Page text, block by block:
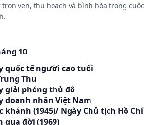
vẹn, thu hoạch và bình hòa trong cuộc
10
quốc tế người cao tuổi
Thu
giải phóng thủ đô
doanh nhân Việt Nam
khánh (1945)/ Ngày Chủ tịch Hồ Chí
qua đời (1969)